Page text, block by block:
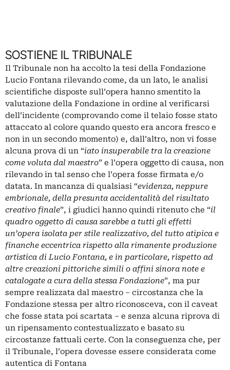
SOSTIENE IL TRIBUNALE
Il Tribunale non ha accolto la tesi della Fondazione
Lucio Fontana rilevando come, da un lato, le analisi
scientifiche disposte sull’opera hanno smentito la
valutazione della Fondazione in ordine al verificarsi
dell’incidente (comprovando come il telaio fosse stato
attaccato al colore quando questo era ancora fresco e
non in un secondo momento) e, dall’altro, non vi fosse
alcuna prova di un “iato insuperabile tra la creazione
come voluta dal maestro” e l’opera oggetto di causa, non
rilevando in tal senso che l’opera fosse firmata e/o
datata. In mancanza di qualsiasi “evidenza, neppure
embrionale, della presunta accidentalità del risultato
creativo finale”, i giudici hanno quindi ritenuto che “il
quadro oggetto di causa sarebbe a tutti gli effetti
un’opera isolata per stile realizzativo, del tutto atipica e
finanche eccentrica rispetto alla rimanente produzione
artistica di Lucio Fontana, e in particolare, rispetto ad
altre creazioni pittoriche simili o affini sinora note e
catalogate a cura della stessa Fondazione”, ma pur
sempre realizzata dal maestro – circostanza che la
Fondazione stessa per altro riconosceva, con il caveat
che fosse stata poi scartata – e senza alcuna riprova di
un ripensamento contestualizzato e basato su
circostanze fattuali certe. Con la conseguenza che, per
il Tribunale, l’opera dovesse essere considerata come
autentica di Fontana